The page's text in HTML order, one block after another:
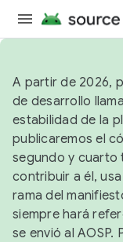
A partir de 2026,
de desarrollo
estabilidad de la
publicaremos el
segundo y cuarto
contribuir a él, usa
rama del
siempre hará
se envió al AOSP.